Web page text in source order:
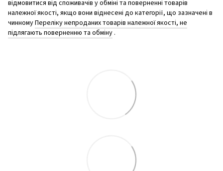
відмовитися від споживачів у обміні та поверненні товарів
належної якості, якщо вони віднесені до категорії, що зазначені в
чинномуПереліку непроданих товарів належної якості, не
підлягають поверненню та обміну .